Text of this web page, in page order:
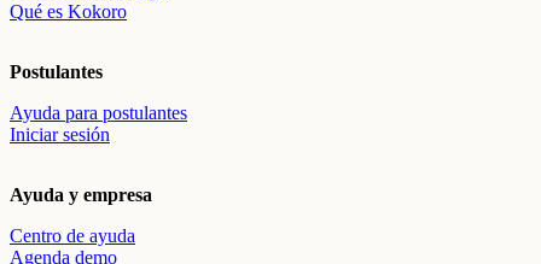
Qué es Kokoro
Postulantes
Ayuda para postulantes
Iniciar sesión
Ayuda y empresa
Centro de ayuda
Agenda demo